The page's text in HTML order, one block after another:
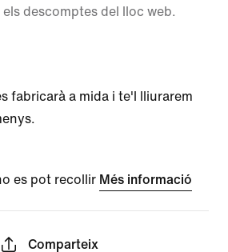
descomptes del lloc web.
fabricarà a mida i te'l lliurarem
es pot recollir Més informació
Comparteix